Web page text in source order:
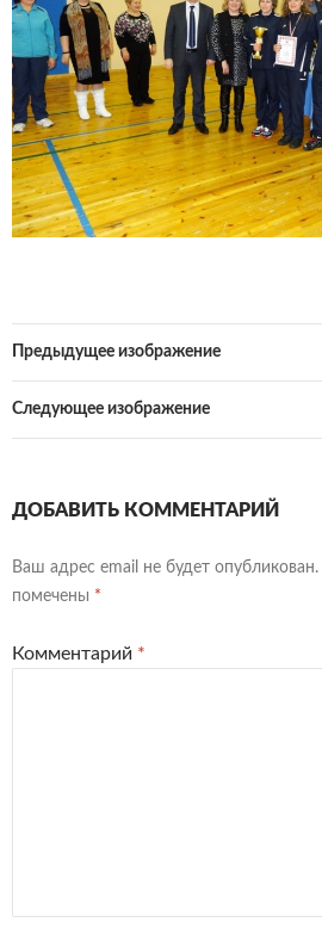
Предыдущее изображение
Следующее изображение
ДОБАВИТЬ КОММЕНТАРИЙ
Ваш адрес email не будет опубликован.
помечены *
Комментарий *